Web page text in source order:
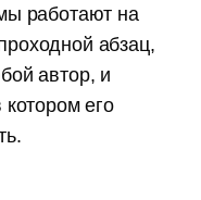
работают на
абзац,
автор, и
его